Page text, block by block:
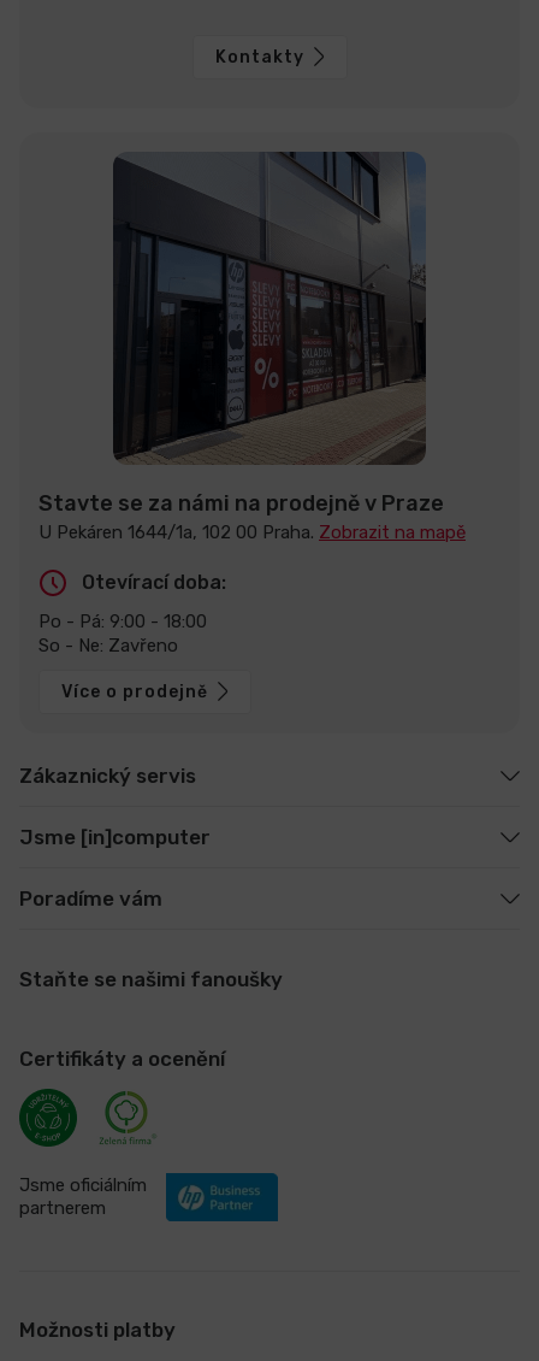
Kontakty
Stavte se za námi na prodejně v Praze
U Pekáren 1644/1a, 102 00 Praha. Zobrazit na mapě
Otevírací doba:
Po - Pá: 9:00 - 18:00
So - Ne: Zavřeno
Více o prodejně
Zákaznický servis
Jsme [in]computer
Poradíme vám
Staňte se našimi fanoušky
Certifikáty a ocenění
Jsme oficiálním
partnerem
Možnosti platby